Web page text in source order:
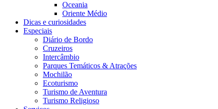
Oceania
Oriente Médio
Dicas e curiosidades
Especiais
Diário de Bordo
Cruzeiros
Intercâmbio
Parques Temáticos & Atrações
Mochilão
Ecoturismo
Turismo de Aventura
Turismo Religioso